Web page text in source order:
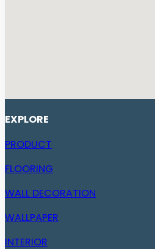
EXPLORE
PRODUCT
FLOORING
WALL DECORATION
WALLPAPER
INTERIOR